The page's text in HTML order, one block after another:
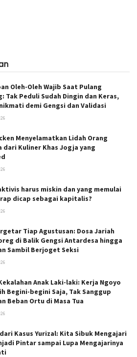
Oleh-Oleh Wajib Saat Pulang
Tak Peduli Sudah Dingin dan Keras,
demi Gengsi dan Validasi
Menyelamatkan Lidah Orang
dari Kuliner Khas Jogja yang
harus miskin dan yang memulai
dicap sebagai kapitalis?
Tiap Agustusan: Dosa Jariah
di Balik Gengsi Antardesa hingga
Sambil Berjoget Seksi
Anak Laki-laki: Kerja Ngoyo
Begini-begini Saja, Tak Sanggup
Beban Ortu di Masa Tua
Kasus Yurizal: Kita Sibuk Mengajari
Pintar sampai Lupa Mengajarinya